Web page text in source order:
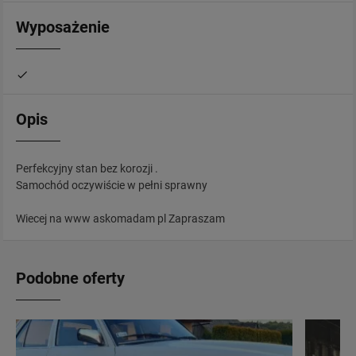
Wyposażenie
Opis
Perfekcyjny stan bez korozji .
Samochód oczywiście w pełni sprawny
Wiecej na www askomadam pl Zapraszam
Podobne oferty